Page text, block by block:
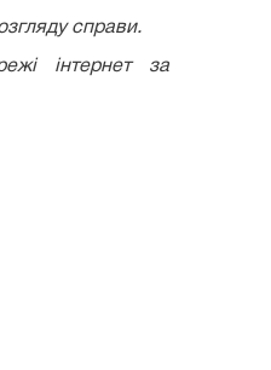
справи.
інтернет за